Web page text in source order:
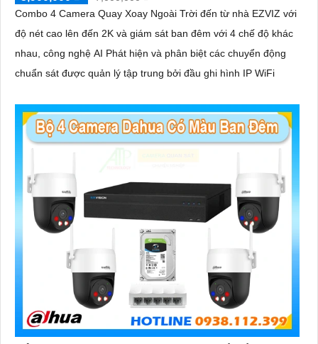
Combo 4 Camera Quay Xoay Ngoài Trời đến từ nhà EZVIZ với
độ nét cao lên đến 2K và giám sát ban đêm với 4 chế độ khác
nhau, công nghệ AI Phát hiện và phân biệt các chuyển động
chuẩn sát được quản lý tập trung bởi đầu ghi hình IP WiFi